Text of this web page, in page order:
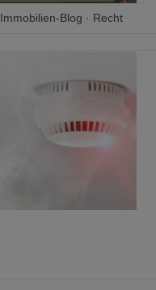
Immobilien-Blog · Recht